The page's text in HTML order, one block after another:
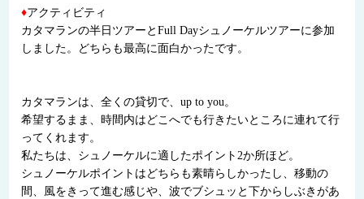
♦アクティビティ
カタマランの半日ツアーとFull Dayシュノーケルツアーに参加
しました。どちらも最高に面白かったです。
カタマランは、全くの貸切で、up to you。
希望するまま、時間内はどこへでも行きたいところに連れて行
ってくれます。
私たちは、シュノーケルに適したポイント2か所ほど。
シュノーケルポイントはどちらも素晴らしかったし、移動の
間、風をきって進む感じや、波でブシュッと下からしぶきがあ